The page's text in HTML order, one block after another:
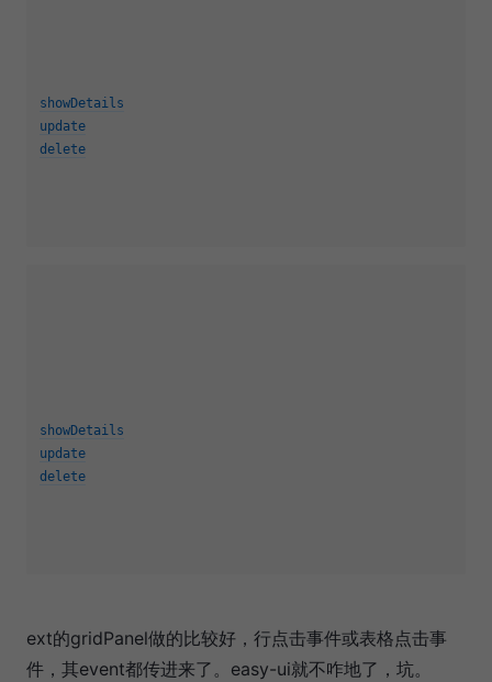
showDetails
update
delete
showDetails
update
delete
ext的gridPanel做的比较好，行点击事件或表格点击事
件，其event都传进来了。easy-ui就不咋地了，坑。